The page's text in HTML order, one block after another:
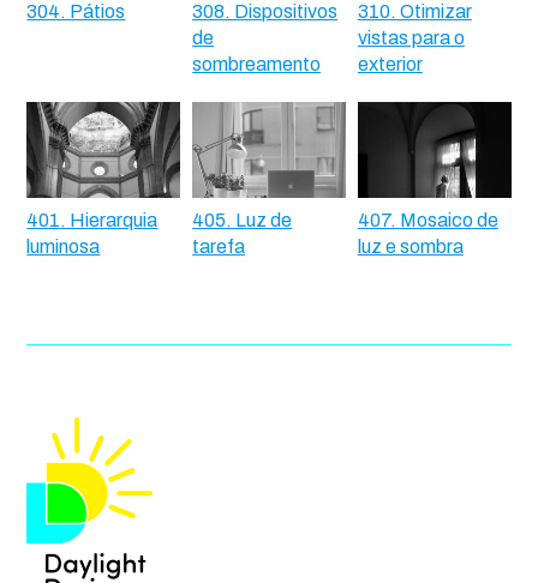
304. Pátios
308. Dispositivos
de
sombreamento
310. Otimizar
vistas para o
exterior
401. Hierarquia
luminosa
405. Luz de
tarefa
407. Mosaico de
luz e sombra